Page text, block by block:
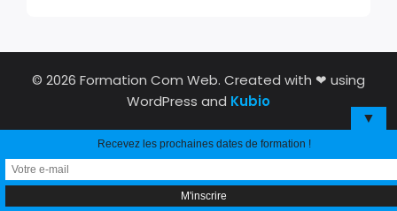
© 2026 Formation Com Web. Created with ❤ using
WordPress and Kubio
▼
Recevez les prochaines dates de formation !